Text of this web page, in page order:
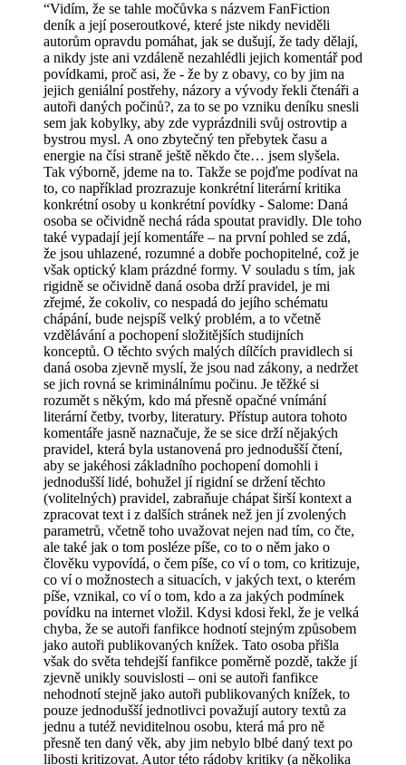
“Vidím, že se tahle močůvka s názvem FanFiction
deník a její poseroutkové, které jste nikdy neviděli
autorům opravdu pomáhat, jak se dušují, že tady dělají,
a nikdy jste ani vzdáleně nezahlédli jejich komentář pod
povídkami, proč asi, že - že by z obavy, co by jim na
jejich geniální postřehy, názory a vývody řekli čtenáři a
autoři daných počinů?, za to se po vzniku deníku snesli
sem jak kobylky, aby zde vyprázdnili svůj ostrovtip a
bystrou mysl. A ono zbytečný ten přebytek času a
energie na čísi straně ještě někdo čte… jsem slyšela.
Tak výborně, jdeme na to. Takže se pojďme podívat na
to, co například prozrazuje konkrétní literární kritika
konkrétní osoby u konkrétní povídky - Salome: Daná
osoba se očividně nechá ráda spoutat pravidly. Dle toho
také vypadají její komentáře – na první pohled se zdá,
že jsou uhlazené, rozumné a dobře pochopitelné, což je
však optický klam prázdné formy. V souladu s tím, jak
rigidně se očividně daná osoba drží pravidel, je mi
zřejmé, že cokoliv, co nespadá do jejího schématu
chápání, bude nejspíš velký problém, a to včetně
vzdělávání a pochopení složitějších studijních
konceptů. O těchto svých malých dílčích pravidlech si
daná osoba zjevně myslí, že jsou nad zákony, a nedržet
se jich rovná se kriminálnímu počinu. Je těžké si
rozumět s někým, kdo má přesně opačné vnímání
literární četby, tvorby, literatury. Přístup autora tohoto
komentáře jasně naznačuje, že se sice drží nějakých
pravidel, která byla ustanovená pro jednodušší čtení,
aby se jakéhosi základního pochopení domohli i
jednodušší lidé, bohužel jí rigidní se držení těchto
(volitelných) pravidel, zabraňuje chápat širší kontext a
zpracovat text i z dalších stránek než jen jí zvolených
parametrů, včetně toho uvažovat nejen nad tím, co čte,
ale také jak o tom posléze píše, co to o něm jako o
člověku vypovídá, o čem píše, co ví o tom, co kritizuje,
co ví o možnostech a situacích, v jakých text, o kterém
píše, vznikal, co ví o tom, kdo a za jakých podmínek
povídku na internet vložil. Kdysi kdosi řekl, že je velká
chyba, že se autoři fanfikce hodnotí stejným způsobem
jako autoři publikovaných knížek. Tato osoba přišla
však do světa tehdejší fanfikce poměrně pozdě, takže jí
zjevně unikly souvislosti – oni se autoři fanfikce
nehodnotí stejně jako autoři publikovaných knížek, to
pouze jednodušší jednotlivci považují autory textů za
jednu a tutéž neviditelnou osobu, která má pro ně
přesně ten daný věk, aby jim nebylo blbé daný text po
libosti kritizovat. Autor této rádoby kritiky (a několika